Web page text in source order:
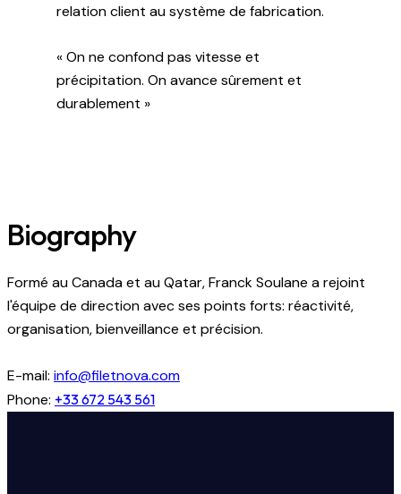
relation client au système de fabrication.
« On ne confond pas vitesse et
précipitation. On avance sûrement et
durablement »
Biography
Formé au Canada et au Qatar, Franck Soulane a rejoint
l'équipe de direction avec ses points forts: réactivité,
organisation, bienveillance et précision.
E-mail: info@filetnova.com
Phone: +33 672 543 561